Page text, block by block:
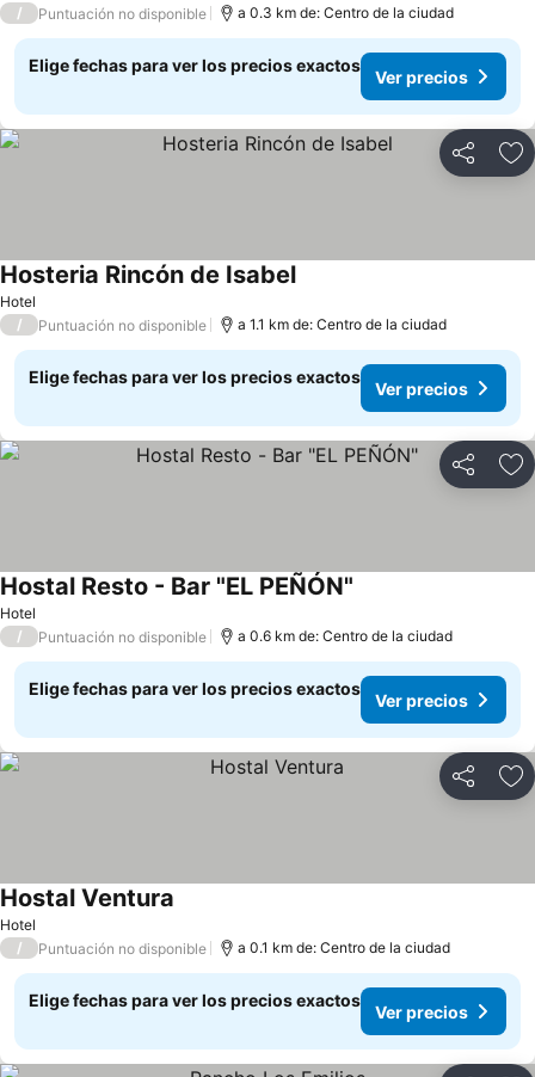
/
Puntuación no disponible a 0.3 km de: Centro de la ciudad
Elige fechas para ver los precios exactos
Ver precios
Compartir
Hotel
Hosteria Rincón de IsabelVer precios
/ Puntuación no disponible a 1.1 km de: Centro de la ciudad
Elige fechas para ver los precios exactos
Ver precios
Compartir
Hotel
Hostal Resto - Bar "EL PEÑÓN"
/ Puntuación no disponible a 0.6 km de: Centro de la ciudad
Elige fechas para ver los precios exactos
Ver precios
Compartir
Hotel
Hostal Ventura
/ Puntuación no disponible a 0.1 km de: Centro de la ciudad
Elige fechas para ver los precios exactos
Ver precios